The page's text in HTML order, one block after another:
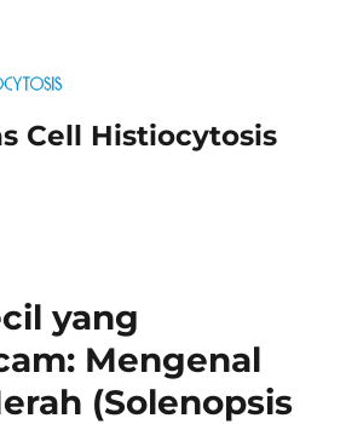
Cell Histiocytosis
yang
Mengenal
(Solenopsis